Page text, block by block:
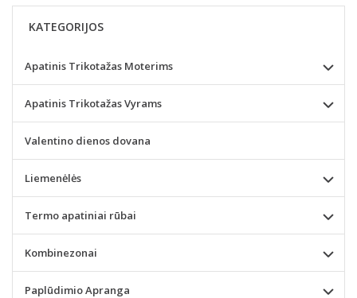
KATEGORIJOS
Apatinis Trikotažas Moterims
Apatinis Trikotažas Vyrams
Valentino dienos dovana
Liemenėlės
Termo apatiniai rūbai
Kombinezonai
Paplūdimio Apranga